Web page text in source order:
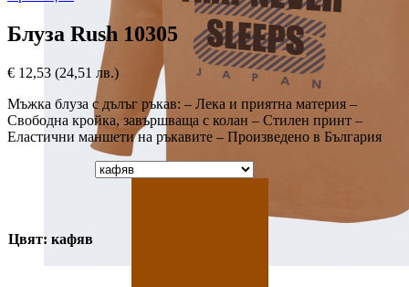
Блуза Rush 10305
€ 12,53 (24,51 лв.)
Мъжка блуза с дълъг ръкав: – Лека и приятна материя –
Свободна кройка, завършваща с колан – Стилен принт –
Еластични маншети на ръкавите – Произведено в България
Цвят: кафяв